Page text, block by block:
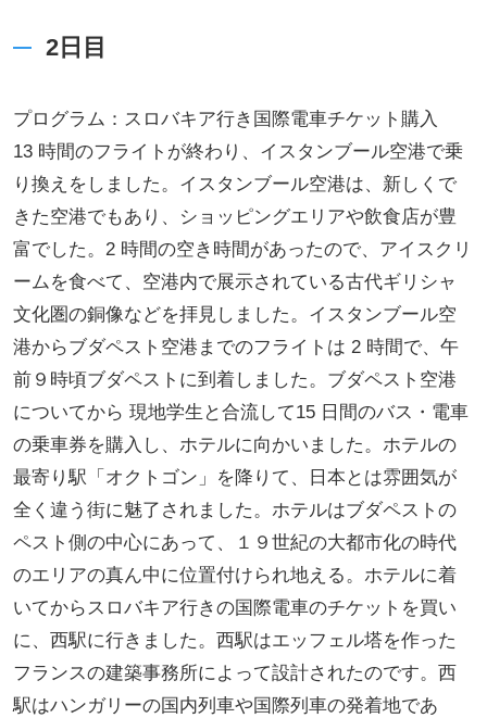
2日目
プログラム：スロバキア行き国際電車チケット購入
13 時間のフライトが終わり、イスタンブール空港で乗
り換えをしました。イスタンブール空港は、新しくで
きた空港でもあり、ショッピングエリアや飲食店が豊
富でした。2 時間の空き時間があったので、アイスクリ
ームを食べて、空港内で展示されている古代ギリシャ
文化圏の銅像などを拝見しました。イスタンブール空
港からブダペスト空港までのフライトは 2 時間で、午
前９時頃ブダペストに到着しました。ブダペスト空港
についてから 現地学生と合流して15 日間のバス・電車
の乗車券を購入し、ホテルに向かいました。ホテルの
最寄り駅「オクトゴン」を降りて、日本とは雰囲気が
全く違う街に魅了されました。ホテルはブダペストの
ペスト側の中心にあって、１９世紀の大都市化の時代
のエリアの真ん中に位置付けられ地える。ホテルに着
いてからスロバキア行きの国際電車のチケットを買い
に、西駅に行きました。西駅はエッフェル塔を作った
フランスの建築事務所によって設計されたのです。西
駅はハンガリーの国内列車や国際列車の発着地であ